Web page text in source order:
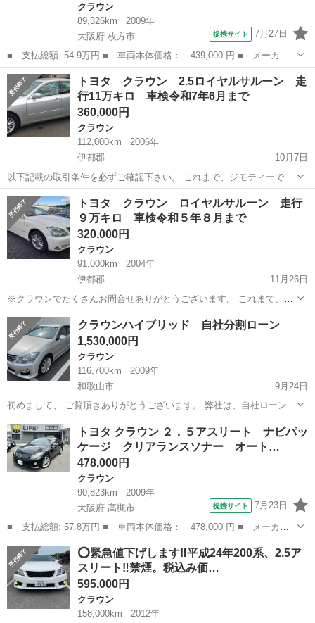
クラウン
89,326km
2009年
大阪府 枚方市
提携サイト 7月27日
■ 支払総額: 54.9万円 ■ 車両本体価格： 439,000 円 ■ メーカー
名： トヨタ ■ 車種名： クラウン ■ グレード名： ロイヤルサ
ルーン （禁煙車）（メーカーＨＤＤナビ）（クルーズコントロー
ル）（パワーシ...
大阪 枚方市 クラウン
トヨタ クラウン 2.5ロイヤルサルーン 走
行11万キロ 車検令和7年6月まで
360,000円
クラウン
112,000km
2006年
伊都郡
10月7日
以下記載の取引条件を必ずご確認下さい。 これまで、ジモティーで車
売却を経験した 元に取引条件記載しています。 下記取引条件ご確認い
ただいていないであろう ご質問には返信いたしませんのでご了承くだ
さい。 トヨタ ...
和歌山 伊都郡 クラウン ロイヤル
トヨタ クラウン ロイヤルサルーン 走行
９万キロ 車検令和５年８月まで
320,000円
クラウン
91,000km
2004年
伊都郡
11月26日
※クラウンでたくさんお問合せありがとうございます。 これまで、ご
質問やお問合せいただいておりますが、 以下記載の取引条件を必ずご
確認下さい。 これまで、ジモティーで車売却を経験した 元に取引条件
記載しています。 下...
和歌山 伊都郡 クラウン 令和5年
クラウンハイブリッド 自社分割ローン
1,530,000円
クラウン
116,700km
2009年
和歌山市
9月24日
初めまして、 ご覧頂きありがとうございます。 弊社は、自社ローンに
て自動車販売を承っております。 カーゲットでは 【お車を必要とされ
る方に最適なお車を】 というコンセプトのもと お客様のライフスタイ
ルに合わせたお支払い...
和歌山 和歌山市 クラウン
トヨタ クラウン ２．５アスリート ナビパッ
ケージ クリアランスソナー オート…
478,000円
クラウン
90,823km
2009年
大阪府 高槻市
提携サイト 7月23日
■ 支払総額: 57.8万円 ■ 車両本体価格： 478,000 円 ■ メーカー
名： トヨタ ■ 車種名： クラウン ■ グレード名： ２．５アス
リート ナビパッケージ クリアランスソナー オートクルーズコン
トロール バ...
大阪 高槻市 クラウン
⭕️緊急値下げします‼️平成24年200系、2.5ア
スリート‼️禁煙。税込み価…
595,000円
クラウン
158,000km
2012年